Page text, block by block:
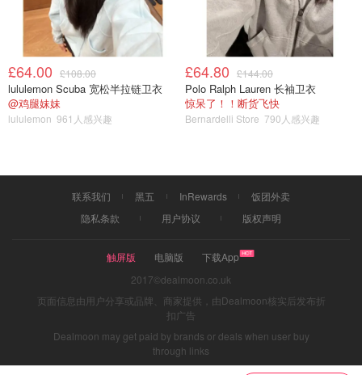
£64.00 £108.00
lululemon Scuba 宽松半拉链卫衣
@鸡腿妹妹
lululemon 961人感兴趣
£64.80 £144.00
Polo Ralph Lauren 长袖卫衣
惊呆了！！断货飞快
Bernardelli Store 790人感兴趣
联系我们 黑五 InRewards
饭团外卖
隐私条款
用户协议 版权声明
触屏版 电脑版
下载App
2017©dealmoon.co.uk
页面信息由用户分享或品牌、商家提供，由Dealmoon核实后发布折
扣广告
Dealmoon may get paid by brands or deals when user buy
through links